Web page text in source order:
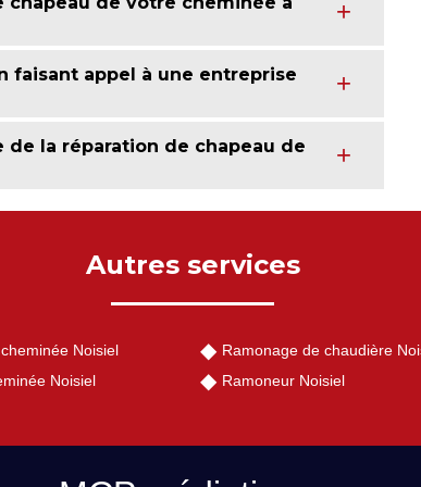
faisant appel à une entreprise
la réparation de chapeau de
Autres services
Noisiel
Noisiel
Ramonage de chaudière
Ramoneur Noisiel